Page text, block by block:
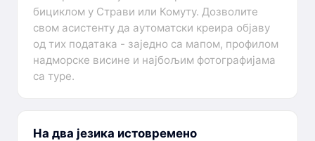
бициклом у Страви или Комуту. Дозволите
свом асистенту да аутоматски креира објаву
од тих података - заједно са мапом, профилом
надморске висине и најбољим фотографијама
са туре.
На два језика истовремено